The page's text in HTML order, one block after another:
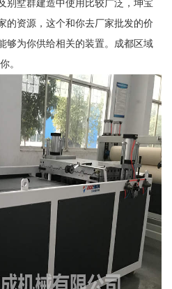
别墅群建造中使用比较广泛，坤宝
的资源，这个和你去厂家批发的价
够为你供给相关的装置。成都区域
。